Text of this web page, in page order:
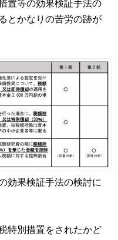
置等の効果検証手法の
とかなりの苦労の跡が
効果検証手法の検討に
特別措置をされたかど